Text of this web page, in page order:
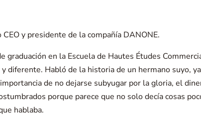
y presidente de la compañía DANONE.
graduación en la Escuela de Hautes Études
diferente. Habló de la historia de un hermano suyo,
de no dejarse subyugar por la gloria, el
porque parece que no solo decía cosas
hablaba.